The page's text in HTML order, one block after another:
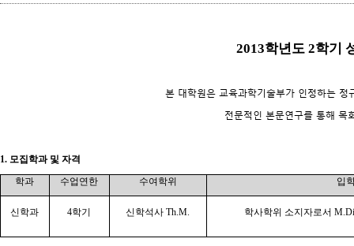
2013학년도 2학기
본 대학원은 교육과학기술부가 인정하는
전문적인 본문연구를 통해 목
1. 모집학과 및 자격
학과
수업연한 수여학위 입
신학과 4학기 신학석사 Th.M. 학사학위 소지자로서